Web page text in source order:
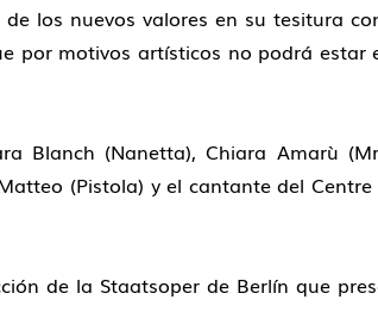
los nuevos valores en su tesitura
por motivos artísticos no podrá estar
Blanch (Nanetta), Chiara Amarù
(Pistola) y el cantante del
de la Staatsoper de Berlín que